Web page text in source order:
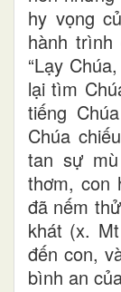
hy vọng
hành trình
“Lạy
lại tìm
tiếng
Chúa
tan sự
thơm, con
đã nếm
khát (x.
đến con,
bình an